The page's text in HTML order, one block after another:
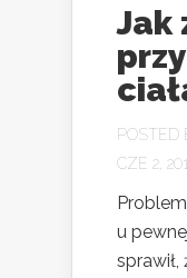
Jak
POSTED
CZE 2,
u